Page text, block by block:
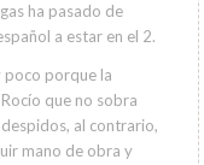
ha pasado de
a estar en el 2.
poco porque la
que no sobra
al contrario,
mano de obra y